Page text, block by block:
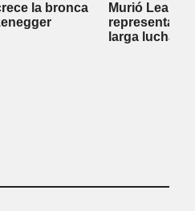
la bronca
Murió
larga lucha